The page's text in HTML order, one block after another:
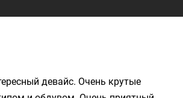
девайс. Очень крутые